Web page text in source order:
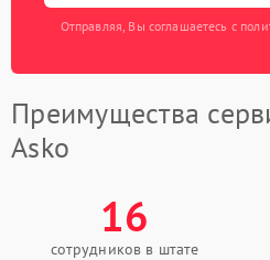
Отправляя, Вы соглашаетесь с
Преимущества
Asko
16
сотрудников в штате